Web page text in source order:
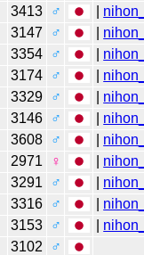
3413 ♂
3147 ♂
3354 ♂
3174 ♂
3329 ♂
3146 ♂
3608 ♂
2971 ♀
3291 ♂
3316 ♂
3153 ♂
3102
♂